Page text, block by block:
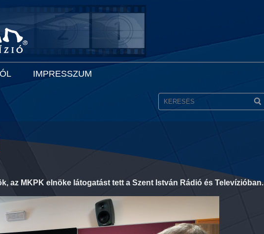
IMPRESSZUM
az MKPK elnöke látogatást tett a Szent István Rádió és Televízióban.